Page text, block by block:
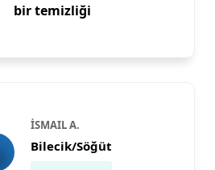
bir temizliği
İSMAIL A.
Bilecik/Söğüt